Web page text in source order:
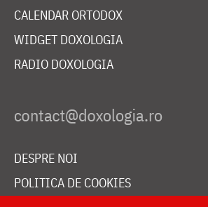
CALENDAR ORTODOX
WIDGET DOXOLOGIA
RADIO DOXOLOGIA
DESPRE NOI
POLITICA DE COOKIES